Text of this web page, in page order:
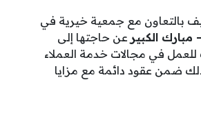
بالتعاون مع جمعية خيرية في
مبارك الكبير عن حاجتها إلى
في مجالات خدمة العملاء
ضمن عقود دائمة مع مزايا